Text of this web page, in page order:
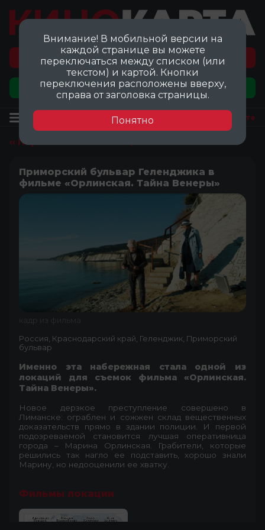
Перейти на карту локаций ©
Добавить локацию
Посмотреть на карте
‹‹ Перейти ко всем локациям
Приморский бульвар Геленджика в
фильме «Орлинская. Тайна Венеры»
кадр из фильма
Россия, Краснодарский край, Геленджик, Приморский
бульвар
Именно эта набережная стала одной из
локаций для съемок фильма «Орлинская.
Тайна Венеры».
Новое дерзкое преступление совершено в
Лиманске: ограблен и сожжен склад вещественных
доказательств прямо в здании полиции. И первой
подозреваемой становится лучшая оперативница
города – Марина Орлинская. Грабители, которые
решились так нагло ее подставить, хорошо знали
Марину, но недооценили ее хватку.
Фильмы локации
Внимание! В мобильной версии на
каждой странице вы можете
переключаться между списком (или
текстом) и картой. Кнопки
переключения расположены вверху,
справа от заголовка страницы.
Понятно